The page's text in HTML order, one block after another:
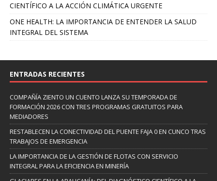
CIENTÍFICO A LA ACCIÓN CLIMÁTICA URGENTE
ONE HEALTH: LA IMPORTANCIA DE ENTENDER LA SALUD
INTEGRAL DEL SISTEMA
ENTRADAS RECIENTES
COMPAÑÍA ZIENTO UN CUENTO LANZA SU TEMPORADA DE
FORMACIÓN 2026 CON TRES PROGRAMAS GRATUITOS PARA
MEDIADORES
RESTABLECEN LA CONECTIVIDAD DEL PUENTE FAJA 0 EN CUNCO TRAS
TRABAJOS DE EMERGENCIA
LA IMPORTANCIA DE LA GESTIÓN DE FLOTAS CON SERVICIO
INTEGRAL PARA LA EFICIENCIA EN MINERÍA